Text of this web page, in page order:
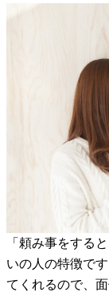
「頼み事をする
いの人の特徴で
てくれるので、